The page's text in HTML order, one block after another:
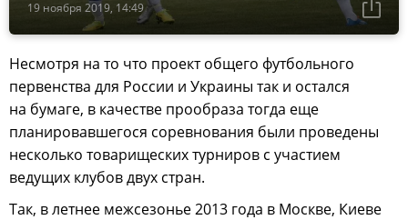
19 ноября 2019, 14:49
Несмотря на то что проект общего футбольного
первенства для России и Украины так и остался
на бумаге, в качестве прообраза тогда еще
планировавшегося соревнования были проведены
несколько товарищеских турниров с участием
ведущих клубов двух стран.
Так, в летнее межсезонье 2013 года в Москве, Киеве